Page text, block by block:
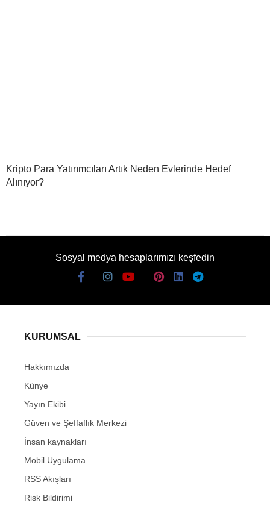
Kripto Para Yatırımcıları Artık Neden Evlerinde Hedef
Alınıyor?
Sosyal medya hesaplarımızı keşfedin
KURUMSAL
Hakkımızda
Künye
Yayın Ekibi
Güven ve Şeffaflık Merkezi
İnsan kaynakları
Mobil Uygulama
RSS Akışları
Risk Bildirimi